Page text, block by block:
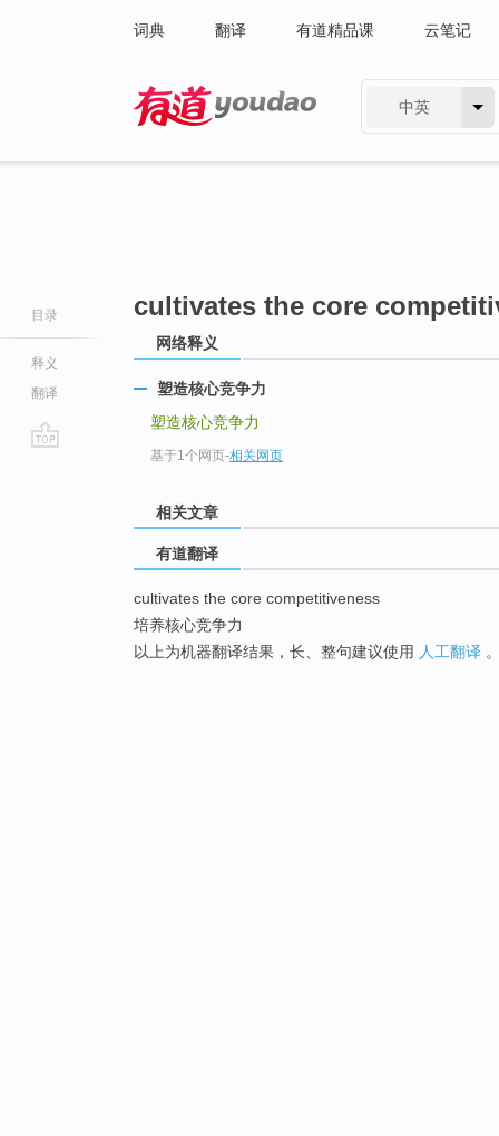
词典 翻译 有道精品课 云笔记
中英
目录
释义
翻译
cultivates the core
网络释义
塑造核心竞争力
塑造核心竞争力
基于1个网页-相关网页
相关文章
有道翻译
cultivates the core competitiveness
培养核心竞争力
以上为机器翻译结果，长、整句建议使用 人工翻译